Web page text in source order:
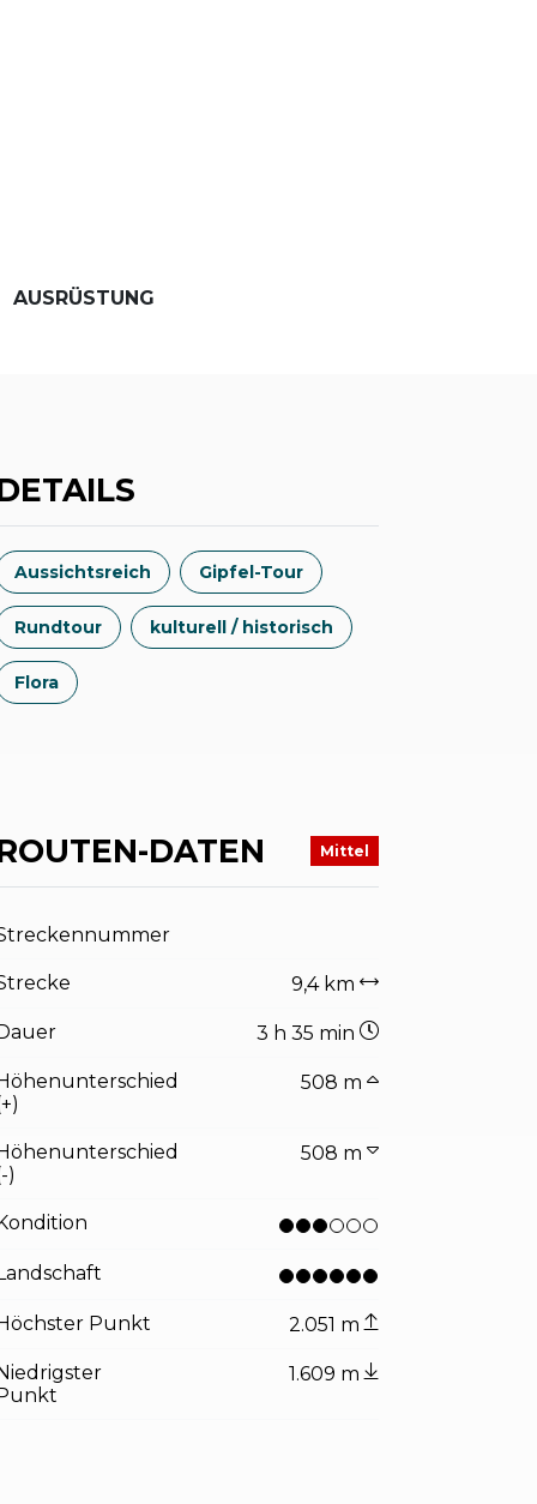
AUSRÜSTUNG
Aussichtsreich Gipfel-Tour
Rundtour kulturell / historisch
Flora
DATEN Mittel
9,4 km
Dauer 3 h 35 min
Höhenunterschied
508 m
Höhenunterschied
)
508 m
Kondition
Landschaft
Höchster Punkt 2.051 m
Niedrigster
Punkt
1.609 m